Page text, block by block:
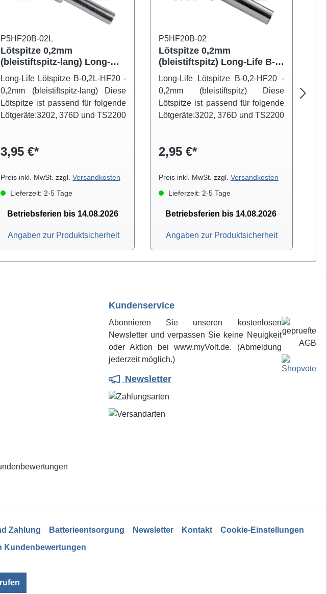
P5HF20B-02L
Lötspitze 0,2mm
(bleistiftspitz-lang) Long-
Life B-0,2L HF20
Long-Life Lötspitze B-0,2L-HF20 -
0,2mm (bleistiftspitz-lang) Diese
Lötspitze ist passend für folgende
Lötgeräte:3202, 376D und TS2200
3,95 €*
Preis inkl. MwSt. zzgl. Versandkosten
Lieferzeit: 2-5 Tage
Betriebsferien bis 14.08.2026
Angaben zur Produktsicherheit
P5HF20B-02
Lötspitze 0,2mm
(bleistiftspitz) Long-Life B-
0,2 HF20
Long-Life Lötspitze B-0,2-HF20 -
0,2mm (bleistiftspitz) Diese
Lötspitze ist passend für folgende
Lötgeräte:3202, 376D und TS2200
2,95 €*
Preis inkl. MwSt. zzgl. Versandkosten
Lieferzeit: 2-5 Tage
Betriebsferien bis 14.08.2026
Angaben zur Produktsicherheit
Kundenservice
Abonnieren Sie unseren kostenlosen
Newsletter und verpassen Sie keine Neuigkeit
oder Aktion bei www.myVolt.de. (Abmeldung
jederzeit möglich.)
Newsletter
Zahlung Batterieentsorgung Newsletter Kontakt
Cookie-Einstellungen
Kundenbewertungen